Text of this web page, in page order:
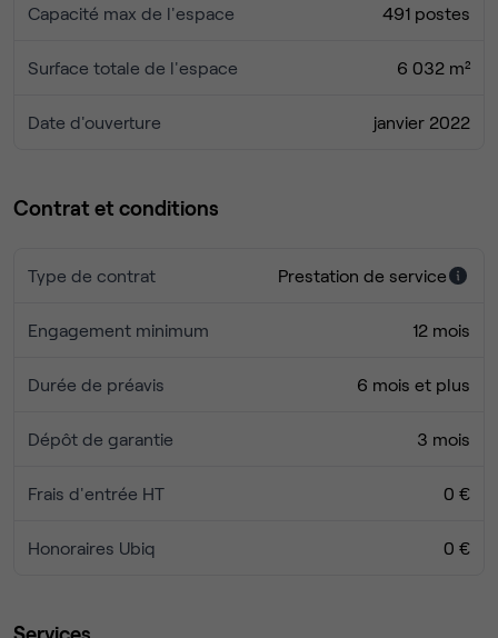
possible sur devis.
Capacité max de l'espace 491 postes
Surface totale de l'espace 6 032 m²
Date d'ouverture janvier 2022
Contrat et conditions
Type de contrat Prestation de service
Engagement minimum 12 mois
Durée de préavis 6 mois et plus
Dépôt de garantie 3 mois
Frais d'entrée HT 0 €
Honoraires Ubiq 0 €